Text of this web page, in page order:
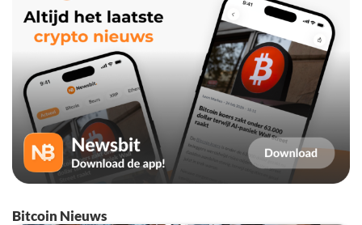
Bitcoin Nieuws